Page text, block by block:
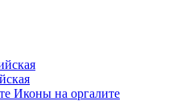
Иконы на оргалите